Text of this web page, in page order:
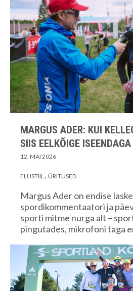
MARGUS ADER: KUI
SIIS EELKÕIGE ISEENDAGA
12. MAI 2026
ELUSTIIL ÜRITUSED
Margus Ader on endise
spordikommentaatori ja
sporti mitme nurga alt –
pingutades, mikrofoni taga